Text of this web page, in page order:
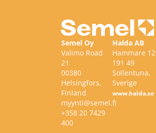
Semel Oy
Valimo Road
21
00380
Helsingfors,
Finland
myynti@semel.fi
+358 20 7429
400
Halda AB
Hammare 12
191 49
Sollentuna,
Sverige
www.halda.se